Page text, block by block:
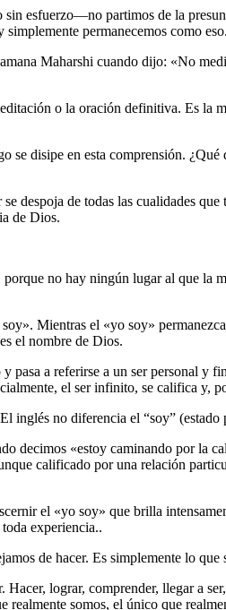
esfuerzo―no partimos de la
permanecemos como eso.
Maharshi cuando dijo: «No
o la oración definitiva. Es la
disipe en esta comprensión.
despoja de todas las cualidades
de Dios.
no hay ningún lugar al que la
Mientras el «yo soy»
el nombre de Dios.
pasa a referirse a un ser personal
el ser infinito, se califica y,
inglés no diferencia el “soy”
decimos «estoy caminando por la
calificado por una relación
el «yo soy» que brilla
experiencia..
de hacer. Es simplemente lo
lograr, comprender, llegar a
somos, el único que